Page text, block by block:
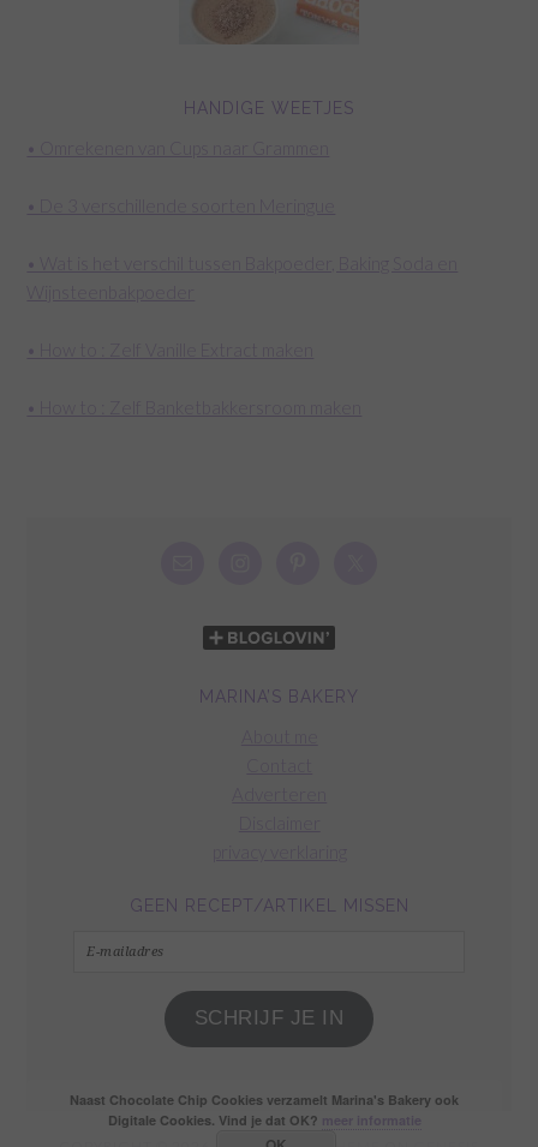
HANDIGE WEETJES
• Omrekenen van Cups naar Grammen
• De 3 verschillende soorten Meringue
• Wat is het verschil tussen Bakpoeder, Baking Soda en
• How to : Zelf Vanille Extract maken
• How to : Zelf Banketbakkersroom maken
MARINA’S BAKERY
GEEN RECEPT/ARTIKEL MISSEN
SCHRIJF JE IN
Naast Chocolate Chip Cookies verzamelt Marina's Bakery ook
Digitale Cookies. Vind je dat OK? meer informatie